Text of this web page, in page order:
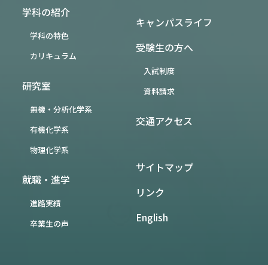
学科の紹介
学科の特色
カリキュラム
研究室
無機・分析化学系
有機化学系
物理化学系
就職・進学
進路実績
卒業生の声
キャンパスライフ
受験生の方へ
入試制度
資料請求
交通アクセス
サイトマップ
リンク
English